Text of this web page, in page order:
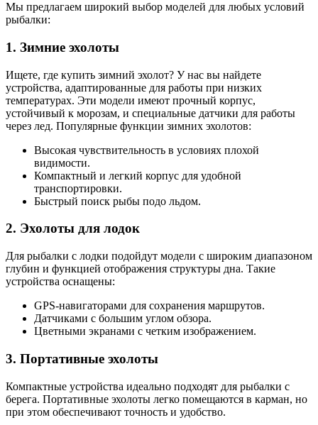
Мы предлагаем широкий выбор моделей для любых условий
рыбалки:
1. Зимние эхолоты
Ищете, где купить зимний эхолот? У нас вы найдете
устройства, адаптированные для работы при низких
температурах. Эти модели имеют прочный корпус,
устойчивый к морозам, и специальные датчики для работы
через лед. Популярные функции зимних эхолотов:
Высокая чувствительность в условиях плохой
видимости.
Компактный и легкий корпус для удобной
транспортировки.
Быстрый поиск рыбы подо льдом.
2. Эхолоты для лодок
Для рыбалки с лодки подойдут модели с широким диапазоном
глубин и функцией отображения структуры дна. Такие
устройства оснащены:
GPS-навигаторами для сохранения маршрутов.
Датчиками с большим углом обзора.
Цветными экранами с четким изображением.
3. Портативные эхолоты
Компактные устройства идеально подходят для рыбалки с
берега. Портативные эхолоты легко помещаются в карман, но
при этом обеспечивают точность и удобство.